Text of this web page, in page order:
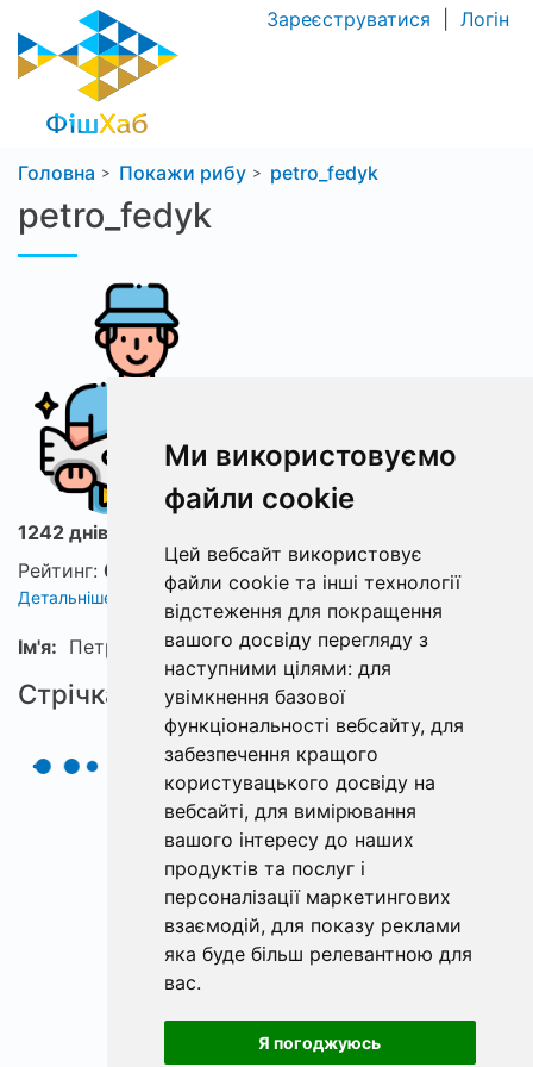
Ми використовуємо
файли cookie
Цей вебсайт використовує
файли cookie та інші технології
відстеження для покращення
вашого досвіду перегляду з
наступними цілями: для
увімкнення базової
функціональності вебсайту, для
забезпечення кращого
користувацького досвіду на
вебсайті, для вимірювання
вашого інтересу до наших
продуктів та послуг і
персоналізації маркетингових
взаємодій, для показу реклами
яка буде більш релевантною для
вас.
Я погоджуюсь
Зареєструватися Логін
Головна Покажи рибу petro_fedyk
petro_fedyk
1242 днів з ФішХаб
Рейтинг: 0
Детальніше про рейтинг
Ім'я: Петро
Стрічка